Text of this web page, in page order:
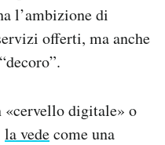
l’ambizione di
offerti, ma anche
«cervello digitale» o
la vedecome una